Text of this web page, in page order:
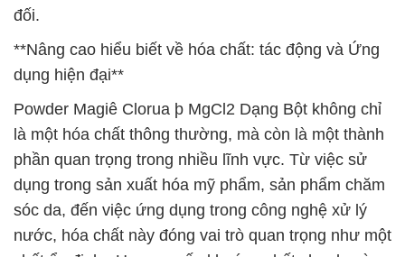
đối.
**Nâng cao hiểu biết về hóa chất: tác động và Ứng
dụng hiện đại**
Powder Magiê Clorua þ MgCl2 Dạng Bột không chỉ
là một hóa chất thông thường, mà còn là một thành
phần quan trọng trong nhiều lĩnh vực. Từ việc sử
dụng trong sản xuất hóa mỹ phẩm, sản phẩm chăm
sóc da, đến việc ứng dụng trong công nghệ xử lý
nước, hóa chất này đóng vai trò quan trọng như một